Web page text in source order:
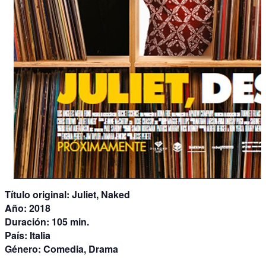
Título original: Juliet, Naked
Año: 2018
Duración: 105 min.
País: Italia
Género: Comedia, Drama